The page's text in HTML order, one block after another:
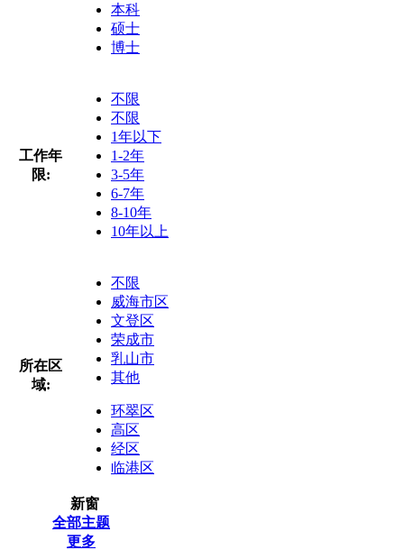
本科
硕士
博士
工作年
限:
不限
不限
1年以下
1-2年
3-5年
6-7年
8-10年
10年以上
所在区
域:
不限
威海市区
文登区
荣成市
乳山市
其他
环翠区
高区
经区
临港区
新窗
全部主题
更多